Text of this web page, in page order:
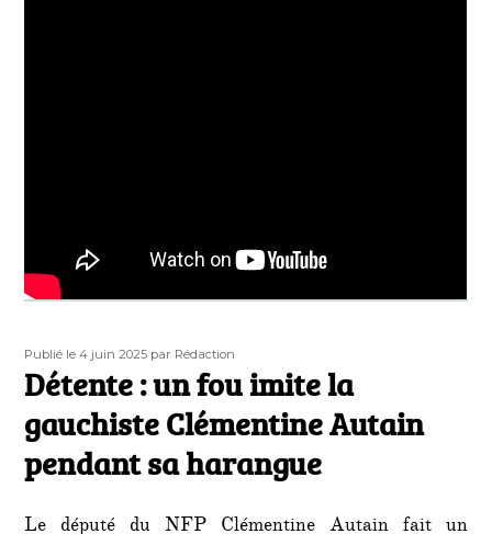
Publié
le
Publié le 4 juin 2025 Auteur
par Rédaction
Détente : un fou imite la
gauchiste Clémentine Autain
pendant sa harangue
Le député du NFP Clémentine Autain fait un